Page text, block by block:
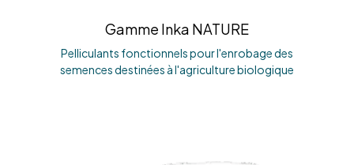
Gamme Inka NATURE
Pelliculants fonctionnels pour l'enrobage des
semences destinées à l'agriculture biologique